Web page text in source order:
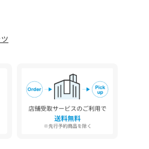
の商品とはサイズや色味、素
り実際の商品に近いカラーで撮影
の関係により実際の製品とは色味
。またパソコン・スマートフォン
画像のカラーが異なる場合もござ
異については返品理由となりませ